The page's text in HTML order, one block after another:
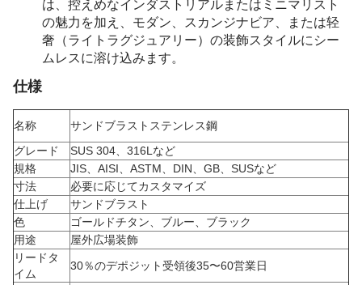
は、控えめなインダストリアルまたはミニマリスト
の魅力を加え、モダン、スカンジナビア、または轻
奢（ライトラグジュアリー）の装飾スタイルにシー
ムレスに溶け込みます。
仕様
名称
サンドブラストステンレス鋼
グレード
SUS 304、316Lなど
規格
JIS、AISI、ASTM、DIN、GB、SUSなど
寸法
必要に応じてカスタマイズ
仕上げ
サンドブラスト
色
ゴールドチタン、ブルー、ブラック
用途
屋外広場装飾
リードタ
イム
30％のデポジット受領後35〜60営業日